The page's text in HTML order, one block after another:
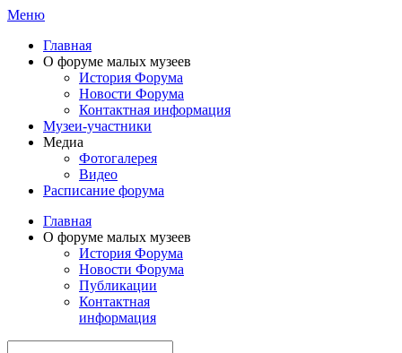
Меню
Главная
О форуме малых музеев
История Форума
Новости Форума
Контактная информация
Музеи-участники
Медиа
Фотогалерея
Видео
Расписание форума
Главная
О форуме малых музеев
История Форума
Новости Форума
Публикации
Контактная
информация